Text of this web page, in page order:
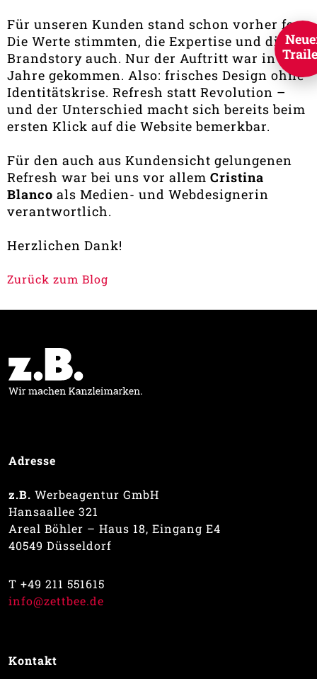
Für unseren Kunden stand schon vorher fest:
Die Werte stimmten, die Expertise und die
Brandstory auch. Nur der Auftritt war in die
Jahre gekommen. Also: frisches Design ohne
Identitätskrise. Refresh statt Revolution –
und der Unterschied macht sich bereits beim
ersten Klick auf die Website bemerkbar.
Für den auch aus Kundensicht gelungenen
Refresh war bei uns vor allem Cristina
Blanco als Medien- und Webdesignerin
verantwortlich.
Herzlichen Dank!
Zurück zum Blog
Adresse
z.B. Werbeagentur GmbH
Hansaallee 321
Areal Böhler – Haus 18, Eingang E4
40549 Düsseldorf
T +49 211 551615
info@zettbee.de
Kontakt